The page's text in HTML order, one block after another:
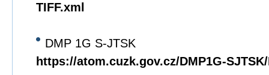
TIFF.xml
DMP 1G S-JTSK
https://atom.cuzk.gov.cz/DMP1G-